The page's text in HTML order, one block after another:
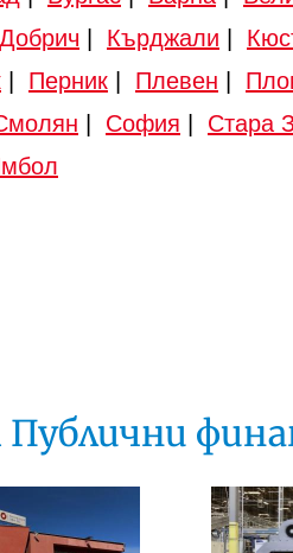
Добрич | Кърджали |
| Перник | Плевен |
| София | Стара